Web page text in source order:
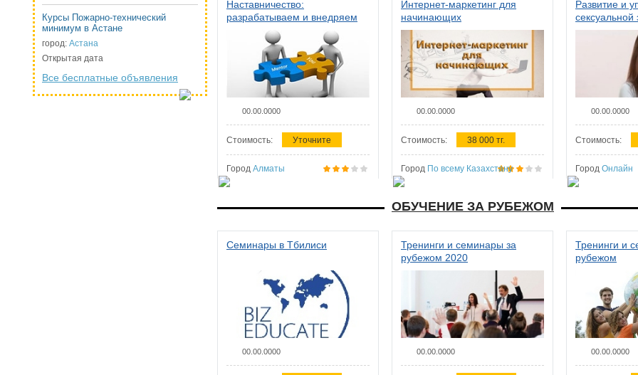
Курсы Пожарно-технический
минимум в Астане
город: Астана
Открытая дата
Все бесплатные объявления
Наставничество:
разрабатываем и внедряем
систему наставничества в
организации
00.00.0000
Стоимость: Уточните
Город Алматы
Интернет-маркетинг для
начинающих
00.00.0000
Стоимость: 38 000 тг.
Город По всему Казахстану
Развитие и
сексуальной
женщин
00.00.0000
Стоимость:
Город Онлайн
ОБУЧЕНИЕ ЗА РУБЕЖОМ
Семинары в Тбилиси
00.00.0000
Тренинги и семинары за
рубежом 2020
00.00.0000
Тренинги и
рубежом
00.00.0000